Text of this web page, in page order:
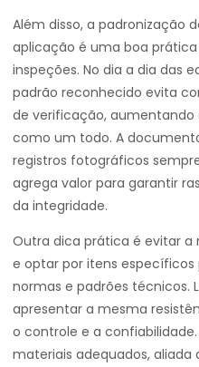
Além disso, a padronização
aplicação é uma boa
inspeções. No dia a dia das
padrão reconhecido evita
de verificação,
como um todo. A
registros fotográficos
agrega valor para garantir
da integridade.
Outra dica prática é evitar a
e optar por itens
normas e padrões técnicos.
apresentar a mesma
o controle e a
materiais adequados,